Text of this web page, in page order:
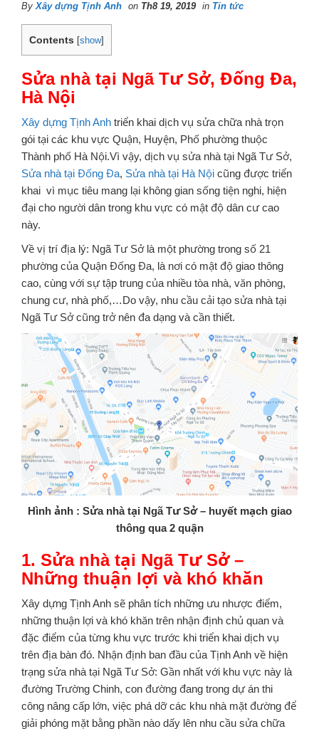
ByXây dựng Tịnh Anh on Th8 19, 2019 in Tin tức
Contents [show]
Sửa nhà tại Ngã Tư Sở, Đống Đa,
Hà Nội
Xây dựng Tịnh Anh triển khai dịch vụ sửa chữa nhà trọn
gói tại các khu vực Quận, Huyện, Phố phường thuộc
Thành phố Hà Nội.Vì vậy, dịch vụ sửa nhà tại Ngã Tư Sở,
Sửa nhà tại Đống Đa, Sửa nhà tại Hà Nội cũng được triển
khai vì mục tiêu mang lại không gian sống tiện nghi, hiện
đại cho người dân trong khu vực có mật độ dân cư cao
này.
Về vị trí địa lý: Ngã Tư Sở là một phường trong số 21
phường của Quận Đống Đa, là nơi có mật độ giao thông
cao, cùng với sự tập trung của nhiều tòa nhà, văn phòng,
chung cư, nhà phố,…Do vậy, nhu cầu cải tạo sửa nhà tại
Ngã Tư Sở cũng trở nên đa dạng và cần thiết.
Hình ảnh : Sửa nhà tại Ngã Tư Sở – huyết mạch giao
thông qua 2 quận
1. Sửa nhà tại Ngã Tư Sở –
Những thuận lợi và khó khăn
Xây dựng Tịnh Anh sẽ phân tích những ưu nhược điểm,
những thuận lợi và khó khăn trên nhận định chủ quan và
đặc điểm của từng khu vực trước khi triển khai dịch vụ
trên địa bàn đó. Nhận định ban đầu của Tịnh Anh về hiện
trạng sửa nhà tại Ngã Tư Sở: Gần nhất với khu vực này là
đường Trường Chinh, con đường đang trong dự án thi
công nâng cấp lớn, việc phá dỡ các khu nhà mặt đường để
giải phóng mặt bằng phần nào dấy lên nhu cầu sửa chữa